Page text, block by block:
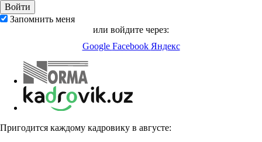
Запомнить меня
или войдите через:
Google Facebook Яндекс
Пригодится каждому кадровику в августе: